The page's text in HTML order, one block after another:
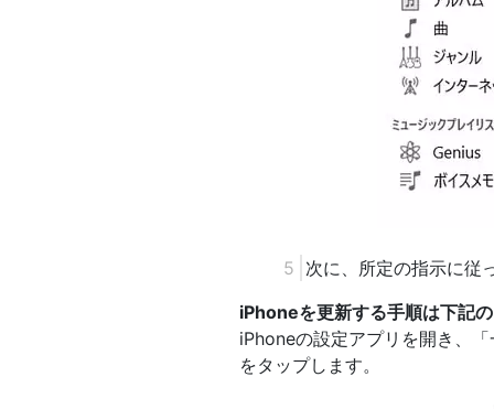
次に、所定の指示に従
iPhoneを更新する手順は下記
iPhoneの設定アプリを開き、
をタップします。